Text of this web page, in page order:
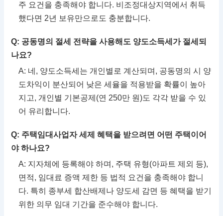
주 요건을 충족해야 합니다. 비조정대상지역에서 취득
했다면 2년 보유만으로도 충분합니다.
Q: 공동명의 절세 전략을 사용해도 양도소득세가 절세되
나요?
A: 네, 양도소득세는 개인별로 계산되며, 공동명의 시 양
도차익이 분산되어 낮은 세율을 적용받을 확률이 높아
지고, 개인별 기본공제(연 250만 원)도 각각 받을 수 있
어 유리합니다.
Q: 주택임대사업자 세제 혜택을 받으려면 어떤 주택이어
야 하나요?
A: 지자체에 등록해야 하며, 주택 유형(아파트 제외 등),
면적, 임대료 증액 제한 등 법적 요건을 충족해야 합니
다. 특히 종부세 합산배제나 양도세 감면 등 혜택을 받기
위한 의무 임대 기간을 준수해야 합니다.